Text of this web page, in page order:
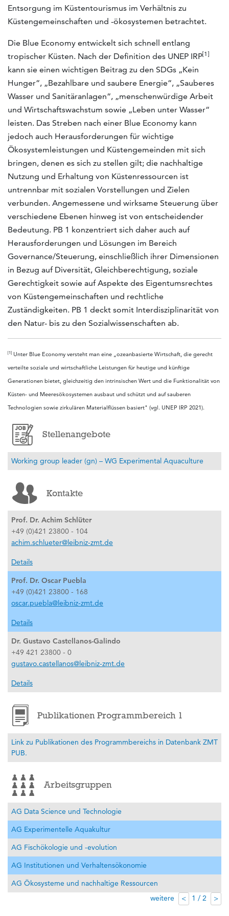
Entsorgung im Küstentourismus im Verhältnis zu
Küstengemeinschaften und -ökosystemen betrachtet.
Die Blue Economy entwickelt sich schnell entlang
tropischer Küsten. Nach der Definition des UNEP IRP[1]
kann sie einen wichtigen Beitrag zu den SDGs „Kein
Hunger“, „Bezahlbare und saubere Energie“, „Sauberes
Wasser und Sanitäranlagen“, „menschenwürdige Arbeit
und Wirtschaftswachstum sowie „Leben unter Wasser“
leisten. Das Streben nach einer Blue Economy kann
jedoch auch Herausforderungen für wichtige
Ökosystemleistungen und Küstengemeinden mit sich
bringen, denen es sich zu stellen gilt; die nachhaltige
Nutzung und Erhaltung von Küstenressourcen ist
untrennbar mit sozialen Vorstellungen und Zielen
verbunden. Angemessene und wirksame Steuerung über
verschiedene Ebenen hinweg ist von entscheidender
Bedeutung. PB 1 konzentriert sich daher auch auf
Herausforderungen und Lösungen im Bereich
Governance/Steuerung, einschließlich ihrer Dimensionen
in Bezug auf Diversität, Gleichberechti­gung, soziale
Gerechtigkeit sowie auf Aspekte des Eigentumsrechtes
von Küstengemeinschaften und rechtliche
Zuständigkeiten. PB 1 deckt somit Interdisziplinarität von
den Natur- bis zu den Sozialwissenschaften ab.
[1] Unter Blue Economy versteht man eine „ozeanbasierte Wirtschaft, die gerecht
verteilte soziale und wirtschaftliche Leistungen für heutige und künftige
Generationen bietet, gleichzeitig den intrinsischen Wert und die Funktionalität von
Küsten- und Meeresökosystemen ausbaut und schützt und auf sauberen
Technologien sowie zirkulären Materialflüssen basiert" (vgl. UNEP IRP 2021).
Stellenangebote
Working group leader (gn) – WG Experimental Aquaculture
Kontakte
Prof. Dr. Achim Schlüter
+49 (0)421 23800 - 104
achim.schlueter@leibniz-zmt.de
Details
Prof. Dr. Oscar Puebla
+49 (0)421 23800 - 168
oscar.puebla@leibniz-zmt.de
Details
Dr. Gustavo Castellanos-Galindo
+49 421 23800 - 0
gustavo.castellanos@leibniz-zmt.de
Details
Publikationen Programmbereich 1
Link zu Publikationen des Programmbereichs in Datenbank ZMT
PUB.
Arbeitsgruppen
AG Data Science und Technologie
AG Experimentelle Aquakultur
AG Fischökologie und -evolution
AG Institutionen und Verhaltensökonomie
AG Ökosysteme und nachhaltige Ressourcen
weitere
< 1 / 2 >